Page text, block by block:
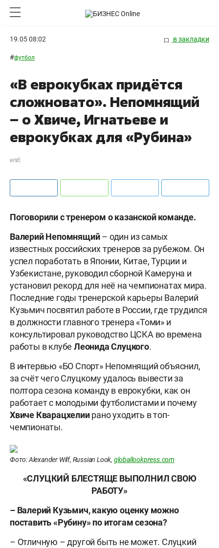
19.05 08:02 в закладки
#футбол
«В еврокубках придётся
сложновато». Непомнящий
– о Хвиче, Игнатьеве и
еврокубках для «Рубина»
erid:
Поговорили с тренером о казанской команде.
Валерий Непомнящий– один из самых
известных российских тренеров за рубежом. Он
успел поработать в Японии, Китае, Турции и
Узбекистане, руководил сборной Камеруна и
установил рекорд для неё на чемпионатах мира.
Последние годы тренерской карьеры Валерий
Кузьмич посвятил работе в России, где трудился
в должности главного тренера «Томи» и
консультировал руководство ЦСКА во времена
работы в клубе Леонида Слуцкого.
В интервью «БО Спорт» Непомнящий объяснил,
за счёт чего Слуцкому удалось вывести за
полтора сезона команду в еврокубки, как он
работает с молодыми футболистами и почему
Хвиче Кварацхелиирано уходить в топ-
чемпионаты.
Фото: Alexander Wilf, Russian Look, globallookpress.com
«СЛУЦКИЙ БЛЕСТЯЩЕ ВЫПОЛНИЛ СВОЮ
РАБОТУ»
– Валерий Кузьмич, какую оценку можно
поставить «Рубину» по итогам сезона?
– Отличную – другой быть не может. Слуцкий